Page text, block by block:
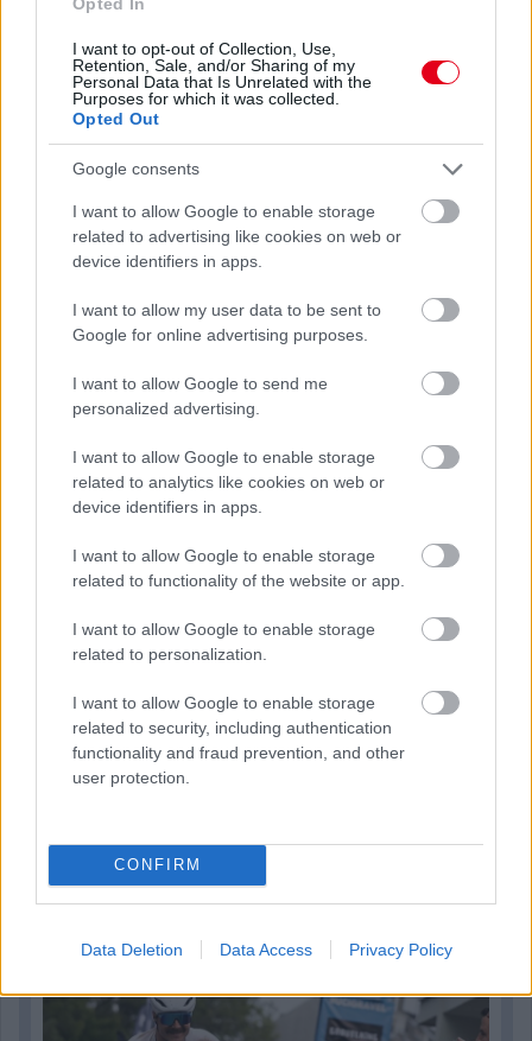
I want to opt-out of Collection, Use,
Retention, Sale, and/or Sharing of my
Personal Data that Is Unrelated with the
Purposes for which it was collected.
Opted Out
Google consents
I want to allow Google to enable storage
related to advertising like cookies on web or
device identifiers in apps.
I want to allow my user data to be sent to
Google for online advertising purposes.
I want to allow Google to send me
personalized advertising.
I want to allow Google to enable storage
related to analytics like cookies on web or
device identifiers in apps.
I want to allow Google to enable storage
related to functionality of the website or app.
I want to allow Google to enable storage
related to personalization.
I want to allow Google to enable storage
related to security, including authentication
functionality and fraud prevention, and other
user protection.
CONFIRM
Data Deletion Data Access Privacy Policy
Sajtó: Az Aston Martintól érkezik Lambiase utódja a Red
Bullhoz?
12 órája
Óriási bevétel-visszaesést könyvelhetett el az F1 a
második negyedévben
Kerékpáros világbajnokságra kvalifikálta magát Bottas az